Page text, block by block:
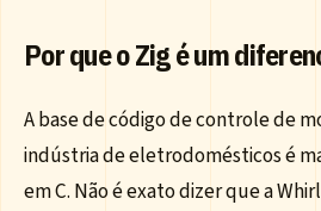
Por que o Zig é um
A base de código de controle de
indústria de eletrodomésticos é
em C. Não é exato dizer que a